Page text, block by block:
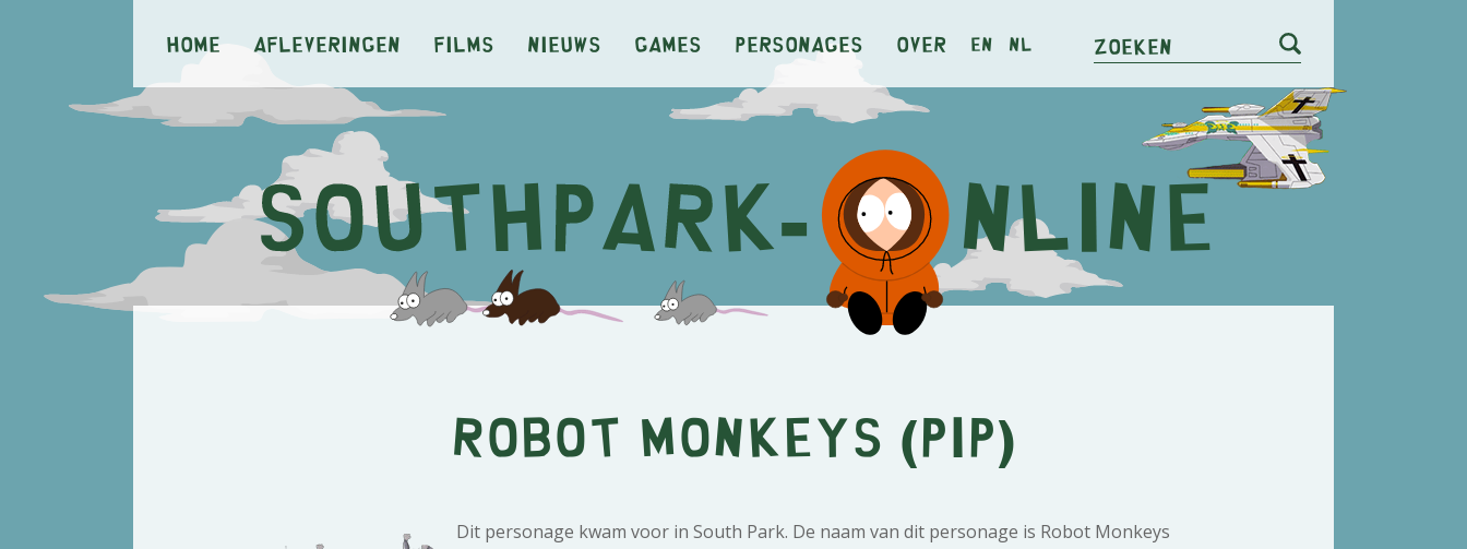
Home Afleveringen Films Nieuws Games Personages Over en nl Zoeken
Robot Monkeys (Pip)
Dit personage kwam voor in South Park. De naam van dit personage is Robot Monkeys